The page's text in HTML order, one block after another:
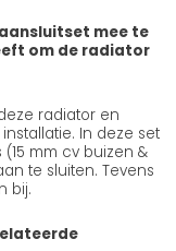
mee te
om de radiator
radiator en
In deze set
mm cv buizen &
te sluiten. Tevens
bij.